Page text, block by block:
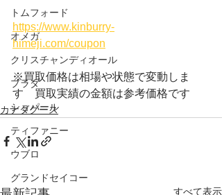
トムフォード
オメガ
クリスチャンディオール
プラダ
ショパール
ティファニー
ウブロ
グランドセイコー
https://www.kinburry-
himeji.com/coupon
※買取価格は相場や状態で変動しま
す　買取実績の金額は参考価格です
カナダグース
すべて表示